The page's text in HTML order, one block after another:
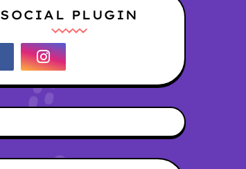
SOCIAL PLUGIN